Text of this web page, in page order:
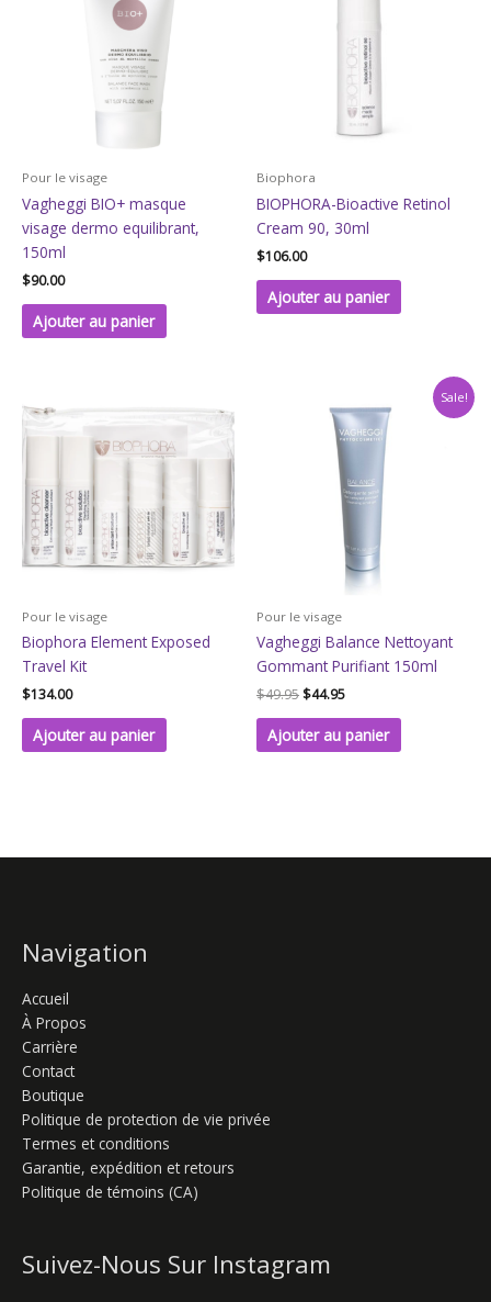
Pour le visage
Vagheggi BIO+ masque
visage dermo equilibrant,
150ml
$90.00
Ajouter au panier
Biophora
BIOPHORA-Bioactive Retinol
Cream 90, 30ml
$106.00
Ajouter au panier
Pour le visage
Biophora Element Exposed
Travel Kit
$134.00
Ajouter au panier
Sale!
Pour le visage
Vagheggi Balance Nettoyant
Gommant Purifiant 150ml
$49.95
initial
était :
$49.95.
$44.95
prix
actuel
est :
$44.95.
Ajouter au panier
Navigation
Accueil
À Propos
Carrière
Contact
Boutique
Politique de protection de vie privée
Termes et conditions
Garantie, expédition et retours
Politique de témoins (CA)
Suivez-Nous Sur Instagram